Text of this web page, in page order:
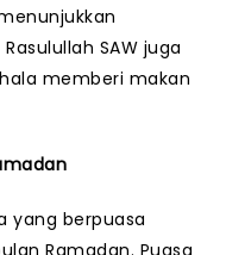
SAW juga
memberi makan
yang berpuasa